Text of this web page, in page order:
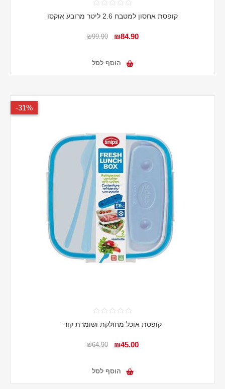
קופסת אחסון למטבח 2.6 ליטר מרובע אוקסו
₪84.90
₪99.90
הוסף לסל
31%-
קופסת אוכל מחולקת ושומרת קור
₪45.00
₪64.90
הוסף לסל